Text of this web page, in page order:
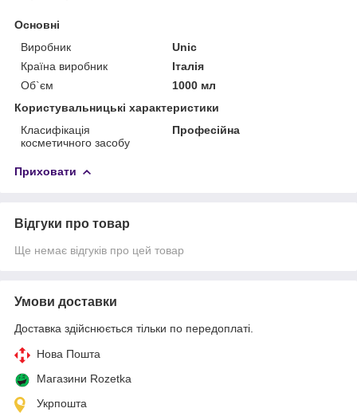
Основні
Виробник
Unic
Країна виробник
Італія
Об`єм
1000 мл
Користувальницькі характеристики
Класифікація
косметичного засобу
Професійна
Приховати
Відгуки про товар
Ще немає відгуків про цей товар
Умови доставки
Доставка здійснюється тільки по передоплаті.
Нова Пошта
Магазини Rozetka
Укрпошта